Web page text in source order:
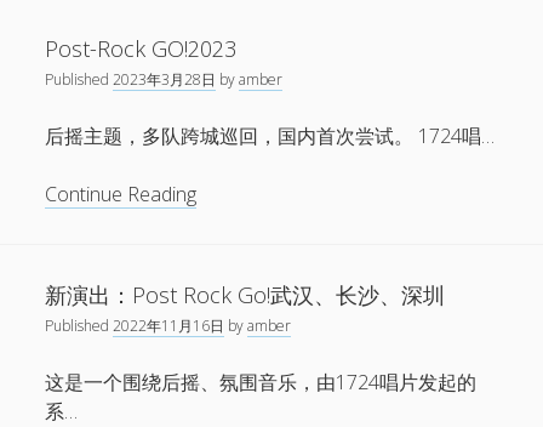
影
周
声
形
动
演
出
块
Post-Rock GO!2023
Published2023年3月28日 byamber
后摇主题，多队跨城巡回，国内首次尝试。 1724唱…
Continue ReadingPost-
新演出：Post Rock Go!武汉、长沙、深圳
Published2022年11月16日 byamber
这是一个围绕后摇、氛围音乐，由1724唱片发起的
系…